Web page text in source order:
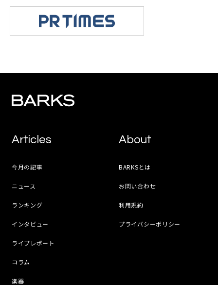
Articles
今月の記事
ニュース
ランキング
インタビュー
ライブレポート
コラム
楽器
About
BARKSとは
お問い合わせ
利用規約
プライバシーポリシー